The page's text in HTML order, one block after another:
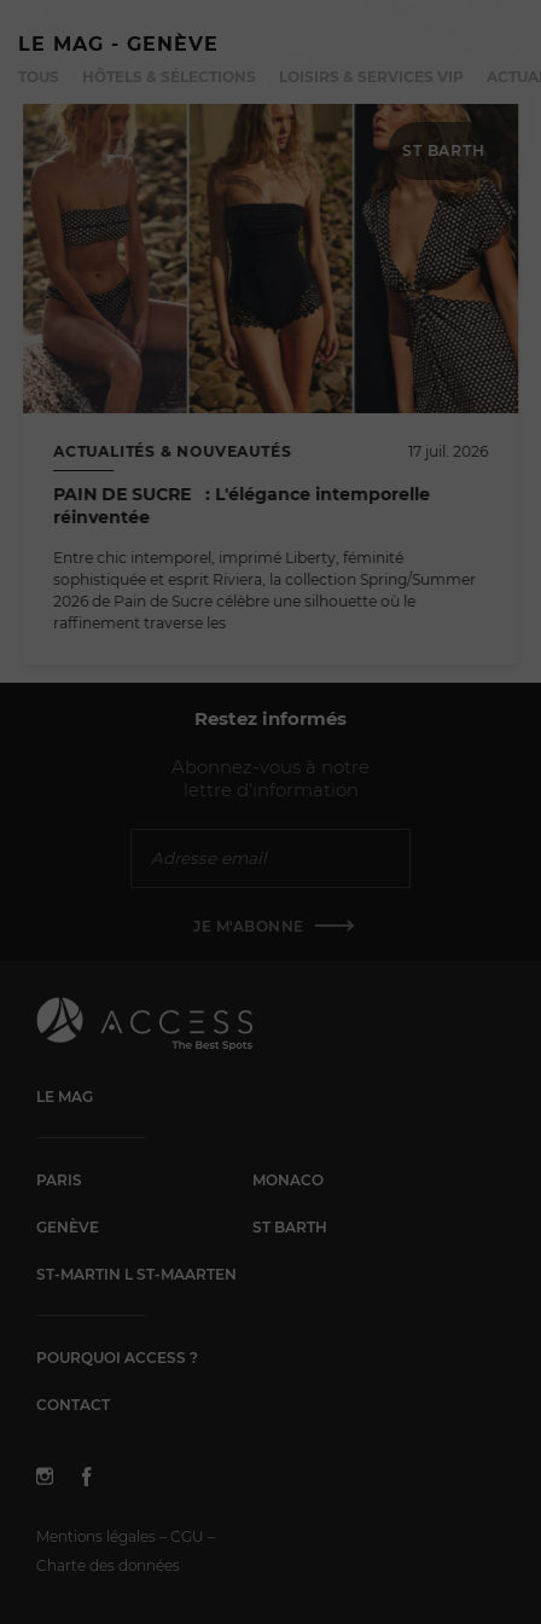
LE MAG - GENÈVE
HÔTELS & SÉLECTIONS
ST BARTH
ACTUALITÉS & NOUVEAUTÉS 17 juil. 2026
PAIN DE SUCRE : L'élégance intemporelle
réinventée
Entre chic intemporel, imprimé Liberty, féminité
sophistiquée et esprit Riviera, la collection Spring/Summer
2026 de Pain de Sucre célèbre une silhouette où le
raffinement traverse les
Restez informés
Abonnez-vous à notre
lettre d'information
JE M'ABONNE
LE MAG
PARIS MONACO
GENÈVE ST BARTH
ST-MARTIN L ST-MAARTEN
POURQUOI ACCESS ?
CONTACT
Mentions légales – CGU –
Charte des données